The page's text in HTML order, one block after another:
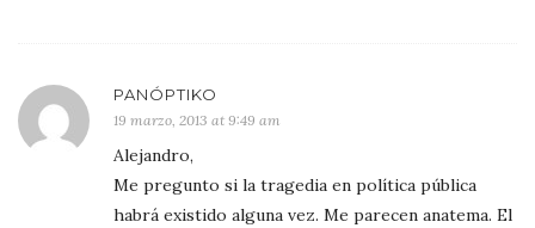
PANÓPTIKO
19 marzo, 2013 at 9:49 am
Alejandro,
Me pregunto si la tragedia en política pública
habrá existido alguna vez. Me parecen anatema. El